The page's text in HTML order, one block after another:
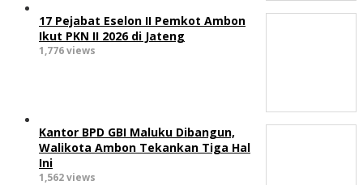
17 Pejabat Eselon II Pemkot Ambon
Ikut PKN II 2026 di Jateng
1,776 views
Kantor BPD GBI Maluku Dibangun,
Walikota Ambon Tekankan Tiga Hal
Ini
1,562 views